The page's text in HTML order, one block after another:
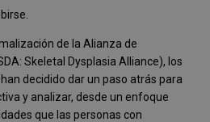
de la Alianza de
Skeletal Dysplasia Alliance), los
decidido dar un paso atrás para
y analizar, desde un enfoque
que las personas con